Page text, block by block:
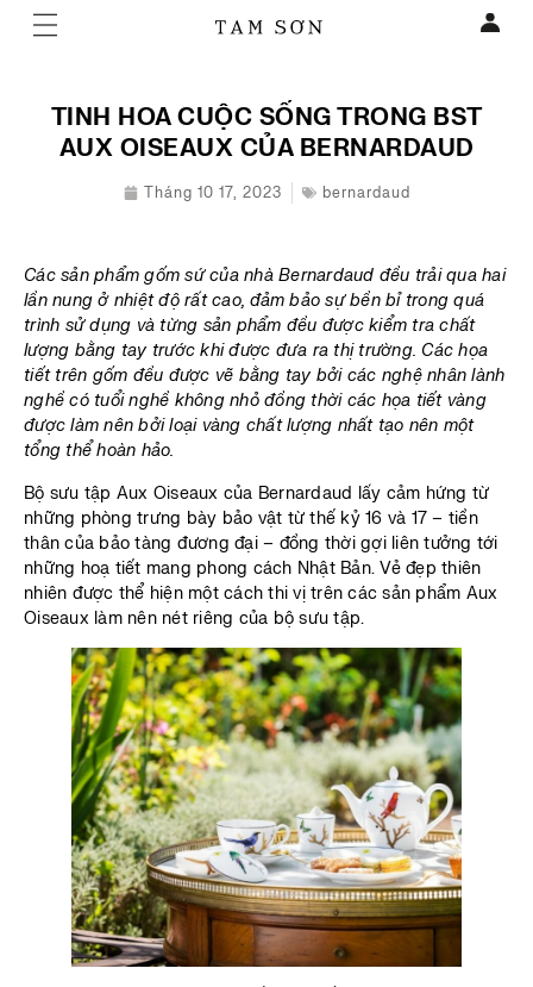
TINH HOA CUỘC SỐNG TRONG BST
AUX OISEAUX CỦA BERNARDAUD
Tháng 10 17, 2023 bernardaud
Các sản phẩm gốm sứ của nhà Bernardaud đều trải qua hai
lần nung ở nhiệt độ rất cao, đảm bảo sự bền bỉ trong quá
trình sử dụng và từng sản phẩm đều được kiểm tra chất
lượng bằng tay trước khi được đưa ra thị trường. Các họa
tiết trên gốm đều được vẽ bằng tay bởi các nghệ nhân lành
nghề có tuổi nghề không nhỏ đồng thời các họa tiết vàng
được làm nên bởi loại vàng chất lượng nhất tạo nên một
tổng thể hoàn hảo.
Bộ sưu tập Aux Oiseaux của Bernardaud lấy cảm hứng từ
những phòng trưng bày bảo vật từ thế kỷ 16 và 17 – tiền
thân của bảo tàng đương đại – đồng thời gợi liên tưởng tới
những hoạ tiết mang phong cách Nhật Bản. Vẻ đẹp thiên
nhiên được thể hiện một cách thi vị trên các sản phẩm Aux
Oiseaux làm nên nét riêng của bộ sưu tập.